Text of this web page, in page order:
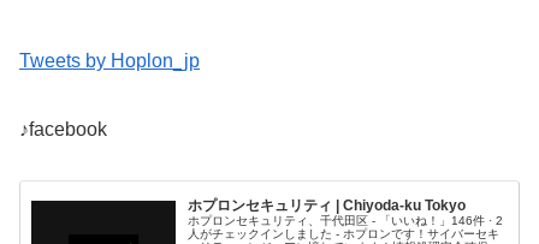
Tweets by Hoplon_jp
♪facebook
ホプロンセキュリティ | Chiyoda-ku Tokyo
ホプロンセキュリティ、千代田区 - 「いいね！」146件 · 2
人がチェックインしました - ホプロンです！サイバーセキ